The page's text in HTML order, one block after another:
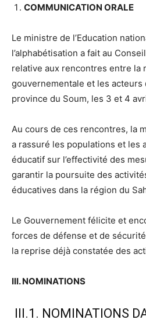
COMMUNICATION ORALE
Le ministre de l’Education
l’alphabétisation a fait au
relative aux rencontres entre la
gouvernementale et les acteurs
province du Soum, les 3 et 4
Au cours de ces rencontres, la
a rassuré les populations et les
éducatif sur l’effectivité des
garantir la poursuite des
éducatives dans la région du
Le Gouvernement félicite et
forces de défense et de
la reprise déjà constatée des
III. NOMINATIONS
III.1. NOMINATIONS